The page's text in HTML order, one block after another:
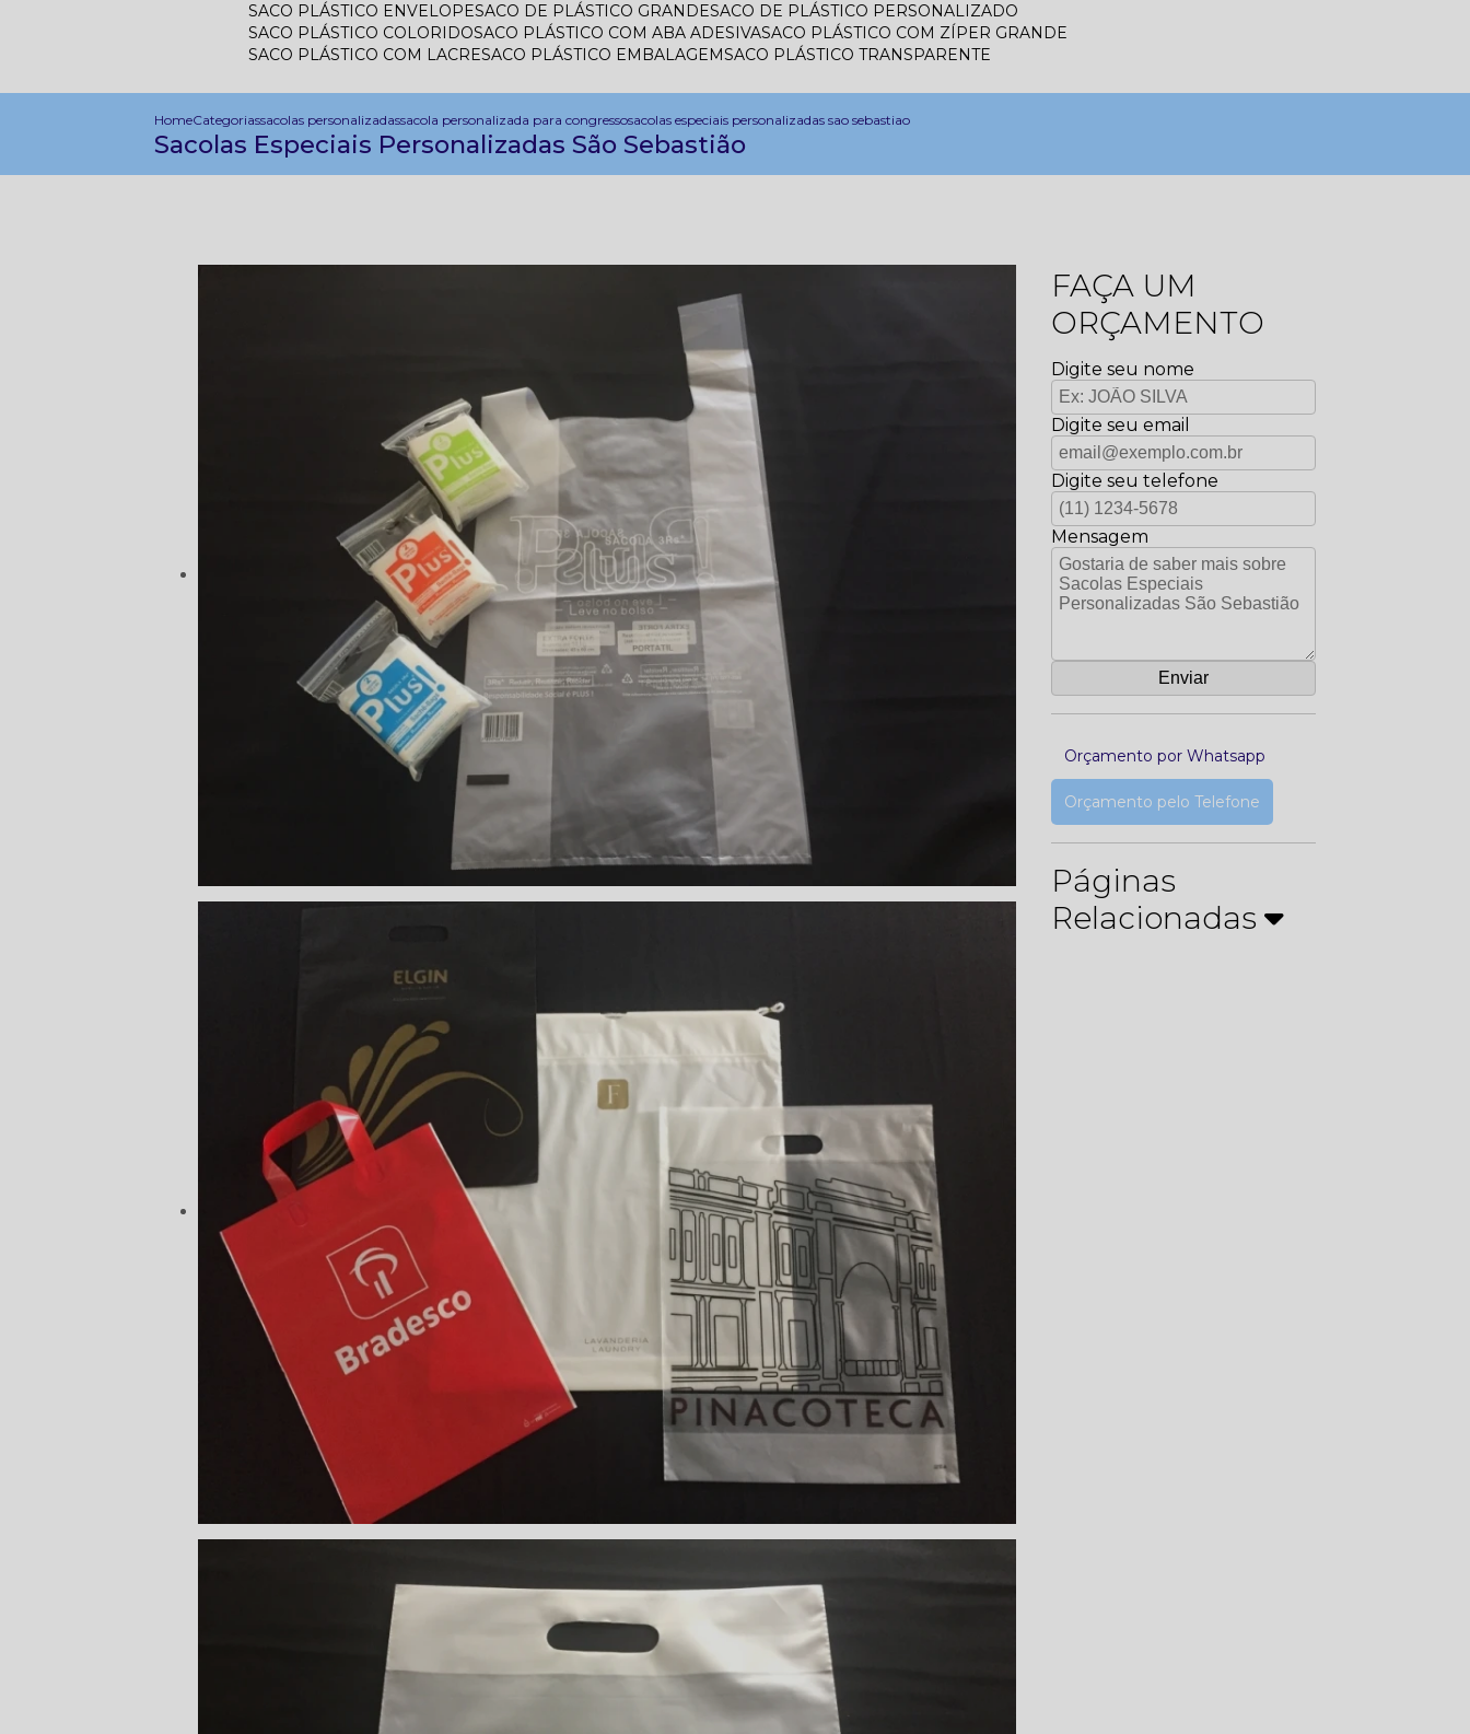
SACO PLÁSTICO ENVELOPE SACO DE PLÁSTICO GRANDE SACO DE PLÁSTICO PERSONALIZADO
SACO PLÁSTICO COLORIDO SACO PLÁSTICO COM ABA ADESIVA SACO PLÁSTICO COM ZÍPER GRANDE
SACO PLÁSTICO COM LACRE SACO PLÁSTICO EMBALAGEM SACO PLÁSTICO TRANSPARENTE
HomeCategoriassacolas personalizadassacola personalizada para congressosacolas especiais personalizadas sao sebastiao
Sacolas Especiais Personalizadas São Sebastião
FAÇA UM
ORÇAMENTO
Digite seu nome
Digite seu email
Digite seu telefone
Mensagem
Orçamento por Whatsapp
Orçamento pelo Telefone
Páginas
Relacionadas